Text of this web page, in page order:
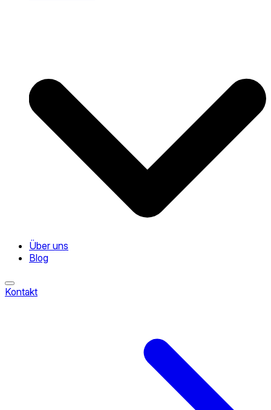
Über uns
Blog
Kontakt